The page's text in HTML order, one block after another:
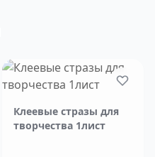
Клеевые стразы для
творчества 1лист